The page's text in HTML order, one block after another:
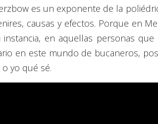
es un exponente de la
causas y efectos. Porque en
en aquellas personas que
en este mundo de bucaneros,
yo qué sé.